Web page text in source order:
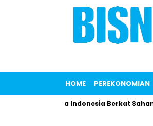
HOME PEREKONOMIAN
Terkaya Indonesia Berkat Saham Energi